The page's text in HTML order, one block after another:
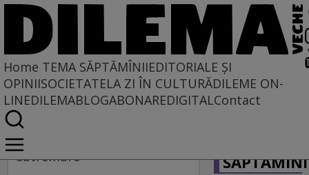
Home TEMA SĂPTĂMÎNIIEDITORIALE ȘI
OPINIISOCIETATELA ZI ÎN CULTURĂDILEME ON-
LINEDILEMABLOGABONAREDIGITALContact
Home
Tema săptămînii
Cutremure